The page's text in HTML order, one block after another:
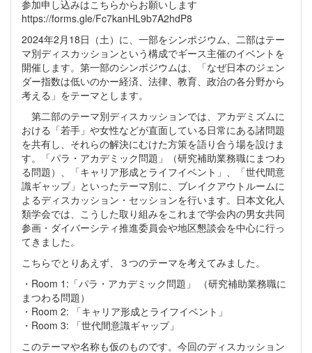
参加申し込みはこちらからお願いします
https://forms.gle/Fc7kanHL9b7A2hdP8
2024年2月18日（土）に、一部をシンポジウム、二部はテー
マ別ディスカッションという構成でギース主催のイベントを
開催します。第一部のシンポジウムは、「なぜ日本のジェン
ダー指数は低いのかー経済、法律、教育、政治の各分野から
考える」をテーマとします。
第二部のテーマ別ディスカッションでは、アカデミズムに
おける「若手」や女性などが直面している日常にある諸問題
を共有し、それらの解決にむけた方策を語り合う場を設けま
す。「パラ・アカデミック問題」（研究補助業務職にまつわ
る問題）、「キャリア形成とライフイベント」、「世代間意
識ギャップ」といったテーマ別に、ブレイクアウトルームに
よるディスカッション・セッションを行います。日本文化人
類学会では、こうした取り組みをこれまで学会内の男女共同
参画・ダイバーシティ推進委員会や地区懇談会を中心に行っ
てきました。
こちらでとりあえず、３つのテーマを考えてみました。
・Room 1:「パラ・アカデミック問題」 （研究補助業務職に
まつわる問題）
・Room 2: 「キャリア形成とライフイベント」
・Room 3: 「世代間意識ギャップ」
このテーマや名称も仮のものです。今回のディスカッション